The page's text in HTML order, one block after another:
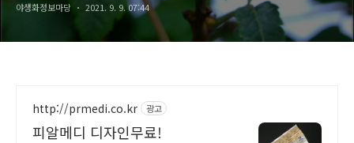
야생화정보마당 2021. 9. 9. 07:44
http://prmedi.co.kr 광고
피알메디 디자인무료!